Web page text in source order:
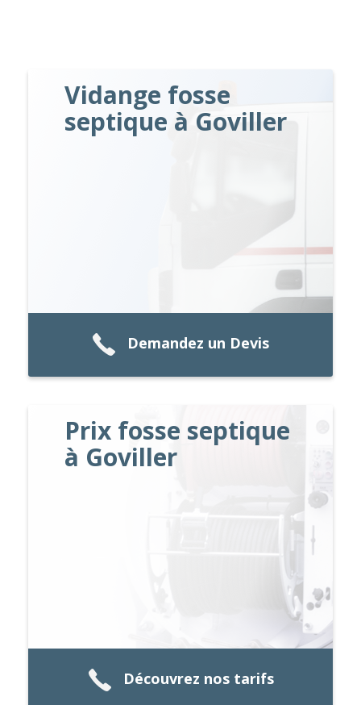
Vidange fosse
septique à Goviller
Demandez un Devis
Prix fosse septique
à Goviller
Découvrez nos tarifs